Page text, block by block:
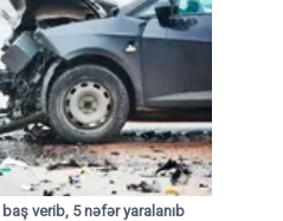
baş verib, 5 nəfər yaralanıb